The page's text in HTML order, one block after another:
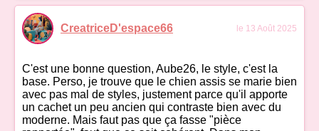
CreatriceD'espace66 le 13 Août 2025
C'est une bonne question, Aube26, le style, c'est la
base. Perso, je trouve que le chien assis se marie bien
avec pas mal de styles, justement parce qu'il apporte
un cachet un peu ancien qui contraste bien avec du
moderne. Mais faut pas que ça fasse "pièce